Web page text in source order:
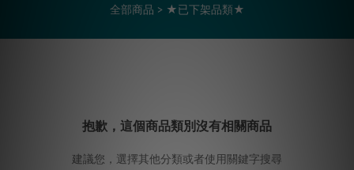
全部商品 > ★已下架品類★
抱歉，這個商品類別沒有相關商品
建議您，選擇其他分類或者使用關鍵字搜尋